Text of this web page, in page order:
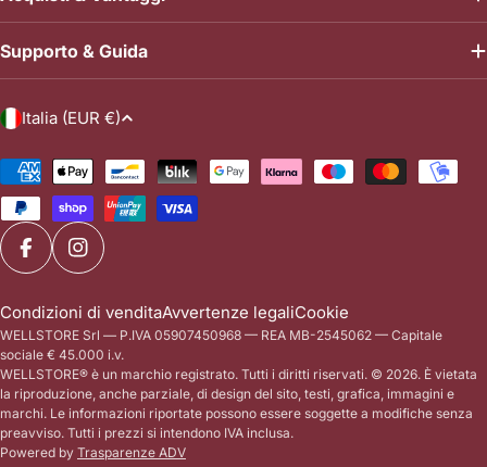
Supporto & Guida
P
s
e
/
e
g
i
o
n
e
Italia (EUR €)
Metodi
di
pagamento
FacebookInstagram
WELLSTORE Srl — P.IVA 05907450968 — REA MB-2545062 — Capitale
sociale € 45.000 i.v.
WELLSTORE® è un marchio registrato. Tutti i diritti riservati. © 2026. È vietata
la riproduzione, anche parziale, di design del sito, testi, grafica, immagini e
marchi. Le informazioni riportate possono essere soggette a modifiche senza
preavviso. Tutti i prezzi si intendono IVA inclusa.
Powered by Trasparenze ADV
Condizioni di venditaAvvertenze legaliCookie